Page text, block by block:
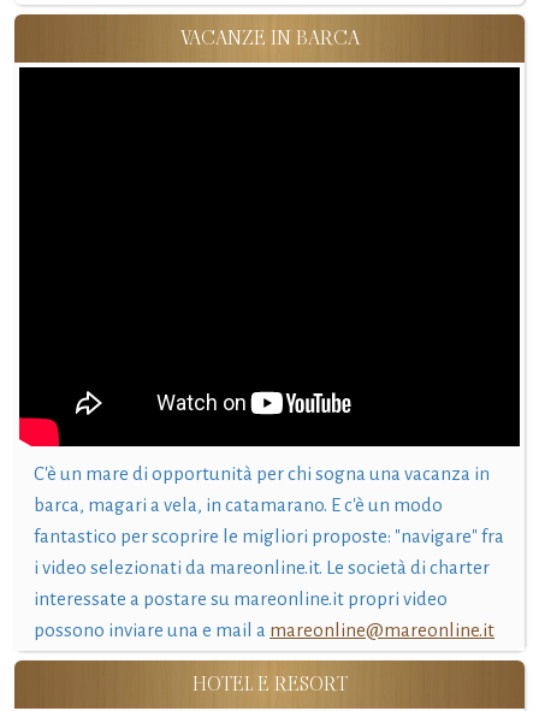
VACANZE IN BARCA
C'è un mare di opportunità per chi sogna una vacanza in
barca, magari a vela, in catamarano. E c'è un modo
fantastico per scoprire le migliori proposte: "navigare" fra
i video selezionati da mareonline.it. Le società di charter
interessate a postare su mareonline.it propri video
possono inviare una e mail a mareonline@mareonline.it
HOTEL E RESORT